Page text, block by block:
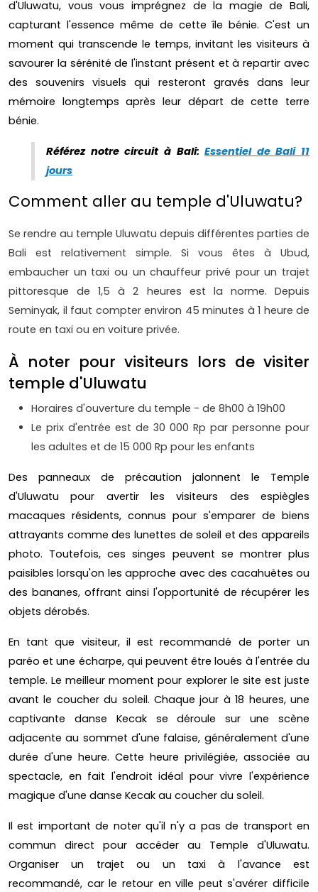
d'Uluwatu, vous vous imprégnez de la magie de Bali,
capturant l'essence même de cette île bénie. C'est un
moment qui transcende le temps, invitant les visiteurs à
savourer la sérénité de l'instant présent et à repartir avec
des souvenirs visuels qui resteront gravés dans leur
mémoire longtemps après leur départ de cette terre
bénie.
Référez notre circuit à Bali:Essentiel de Bali 11
jours
Comment aller au temple d'Uluwatu?
Se rendre au temple Uluwatu depuis différentes parties de
Bali est relativement simple. Si vous êtes à Ubud,
embaucher un taxi ou un chauffeur privé pour un trajet
pittoresque de 1,5 à 2 heures est la norme. Depuis
Seminyak, il faut compter environ 45 minutes à 1 heure de
route en taxi ou en voiture privée.
À noter pour visiteurs lors de visiter
temple d'Uluwatu
Horaires d'ouverture du temple - de 8h00 à 19h00
Le prix d'entrée est de 30 000 Rp par personne pour
les adultes et de 15 000 Rp pour les enfants
Des panneaux de précaution jalonnent le Temple
d'Uluwatu pour avertir les visiteurs des espiègles
macaques résidents, connus pour s'emparer de biens
attrayants comme des lunettes de soleil et des appareils
photo. Toutefois, ces singes peuvent se montrer plus
paisibles lorsqu'on les approche avec des cacahuètes ou
des bananes, offrant ainsi l'opportunité de récupérer les
objets dérobés.
En tant que visiteur, il est recommandé de porter un
paréo et une écharpe, qui peuvent être loués à l'entrée du
temple. Le meilleur moment pour explorer le site est juste
avant le coucher du soleil. Chaque jour à 18 heures, une
captivante danse Kecak se déroule sur une scène
adjacente au sommet d'une falaise, généralement d'une
durée d'une heure. Cette heure privilégiée, associée au
spectacle, en fait l'endroit idéal pour vivre l'expérience
magique d'une danse Kecak au coucher du soleil.
Il est important de noter qu'il n'y a pas de transport en
commun direct pour accéder au Temple d'Uluwatu.
Organiser un trajet ou un taxi à l'avance est
recommandé, car le retour en ville peut s'avérer difficile